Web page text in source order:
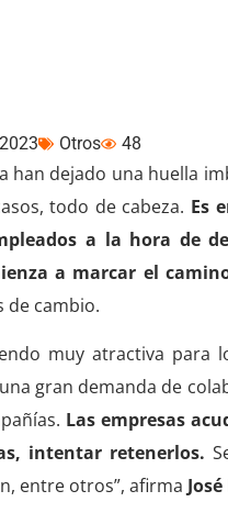
Otros 48
han dejado una huella
todo de cabeza. Es
a la hora de
a marcar el
de cambio.
muy atractiva
gran demanda de
Las empresas
intentar retenerlos.
entre otros”, afirma